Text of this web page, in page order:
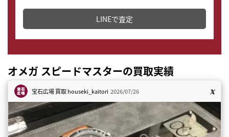
どこからでもすぐに査定金額を知ることが出来ます。
LINEで査定
オメガ スピードマスターの買取実績
宝石広場 買取houseki_kaitori 2026/07/26